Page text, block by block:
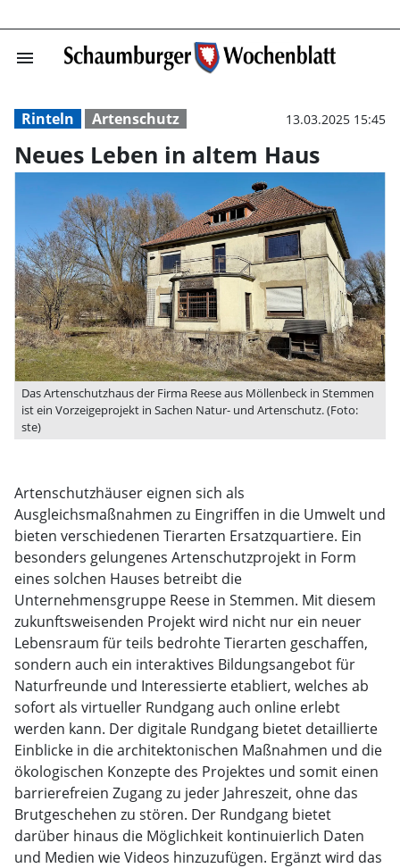
menu Neues Leben
Rinteln Artenschutz 13.03.2025 15:45
Neues Leben in altem Haus
Das Artenschutzhaus der Firma Reese aus Möllenbeck in Stemmen
ist ein Vorzeigeprojekt in Sachen Natur- und Artenschutz. (Foto:
ste)
Artenschutzhäuser eignen sich als
Ausgleichsmaßnahmen zu Eingriffen in die Umwelt und
bieten verschiedenen Tierarten Ersatzquartiere. Ein
besonders gelungenes Artenschutzprojekt in Form
eines solchen Hauses betreibt die
Unternehmensgruppe Reese in Stemmen. Mit diesem
zukunftsweisenden Projekt wird nicht nur ein neuer
Lebensraum für teils bedrohte Tierarten geschaffen,
sondern auch ein interaktives Bildungsangebot für
Naturfreunde und Interessierte etabliert, welches ab
sofort als virtueller Rundgang auch online erlebt
werden kann. Der digitale Rundgang bietet detaillierte
Einblicke in die architektonischen Maßnahmen und die
ökologischen Konzepte des Projektes und somit einen
barrierefreien Zugang zu jeder Jahreszeit, ohne das
Brutgeschehen zu stören. Der Rundgang bietet
darüber hinaus die Möglichkeit kontinuierlich Daten
und Medien wie Videos hinzuzufügen. Ergänzt wird das